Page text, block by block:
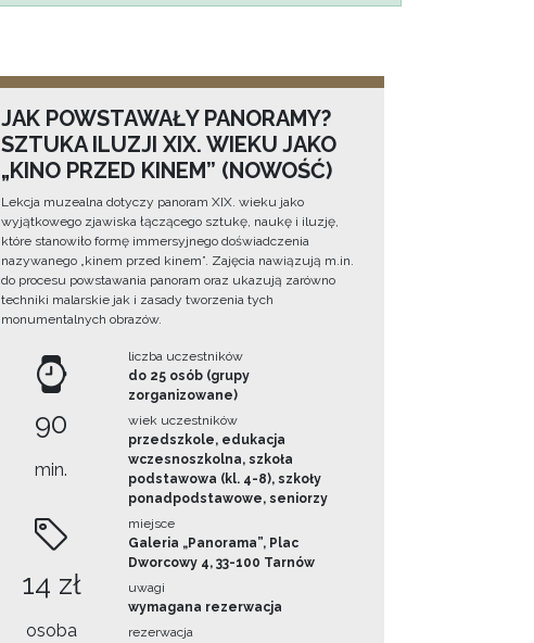
JAK POWSTAWAŁY PANORAMY?
SZTUKA ILUZJI XIX. WIEKU JAKO
„KINO PRZED KINEM” (NOWOŚĆ)
Lekcja muzealna dotyczy panoram XIX. wieku jako
wyjątkowego zjawiska łączącego sztukę, naukę i iluzję,
które stanowiło formę immersyjnego doświadczenia
nazywanego „kinem przed kinem”. Zajęcia nawiązują m.in.
do procesu powstawania panoram oraz ukazują zarówno
techniki malarskie jak i zasady tworzenia tych
monumentalnych obrazów.
90
min.
14 zł
osoba
liczba uczestników
do 25 osób (grupy
zorganizowane)
wiek uczestników
przedszkole, edukacja
wczesnoszkolna, szkoła
podstawowa (kl. 4-8), szkoły
ponadpodstawowe, seniorzy
miejsce
Galeria „Panorama”, Plac
Dworcowy 4, 33-100 Tarnów
uwagi
wymagana rezerwacja
rezerwacja